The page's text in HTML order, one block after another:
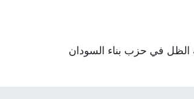
في حزب بناء السودان